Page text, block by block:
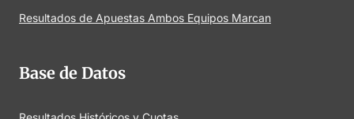
Resultados de Apuestas Ambos Equipos Marcan
Base de Datos